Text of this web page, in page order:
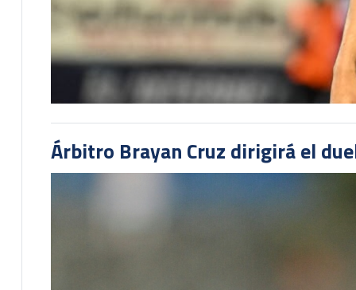
Árbitro Brayan Cruz dirigirá el